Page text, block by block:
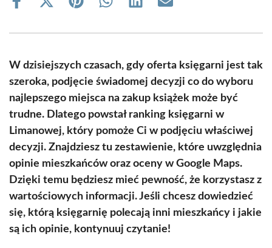
Share
Share
(Twitter)
Share Share Share Share
W dzisiejszych czasach, gdy oferta księgarni jest tak
szeroka, podjęcie świadomej decyzji co do wyboru
najlepszego miejsca na zakup książek może być
trudne. Dlatego powstał ranking księgarni w
Limanowej, który pomoże Ci w podjęciu właściwej
decyzji. Znajdziesz tu zestawienie, które uwzględnia
opinie mieszkańców oraz oceny w Google Maps.
Dzięki temu będziesz mieć pewność, że korzystasz z
wartościowych informacji. Jeśli chcesz dowiedzieć
się, którą księgarnię polecają inni mieszkańcy i jakie
są ich opinie, kontynuuj czytanie!